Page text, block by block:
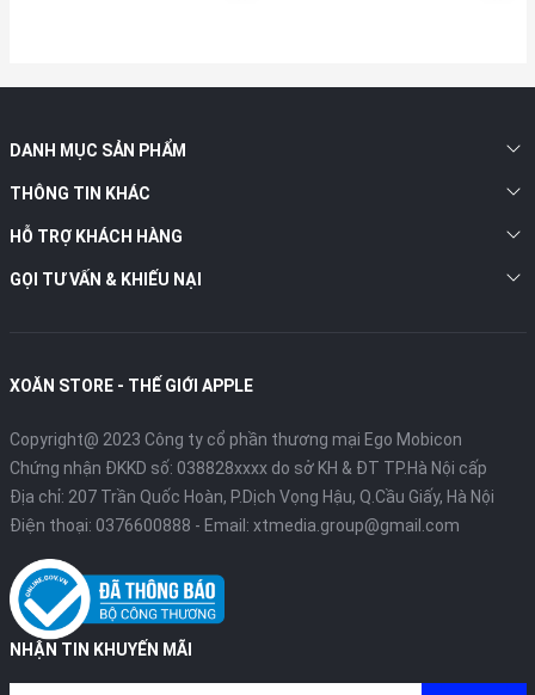
DANH MỤC SẢN PHẨM
THÔNG TIN KHÁC
HỖ TRỢ KHÁCH HÀNG
GỌI TƯ VẤN & KHIẾU NẠI
XOĂN STORE - THẾ GIỚI APPLE
Copyright@ 2023 Công ty cổ phần thương mại Ego Mobicon
Chứng nhận ĐKKD số: 038828xxxx do sở KH & ĐT TP.Hà Nội cấp
Địa chỉ: 207 Trần Quốc Hoàn, P.Dịch Vọng Hậu, Q.Cầu Giấy, Hà Nội
Điện thoại: 0376600888 - Email: xtmedia.group@gmail.com
NHẬN TIN KHUYẾN MÃI